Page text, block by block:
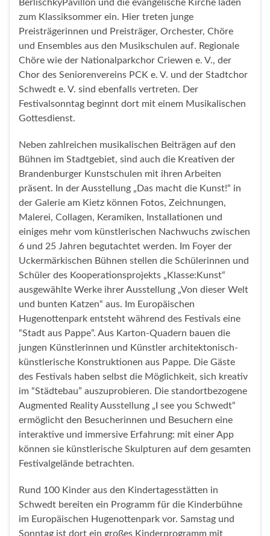
BerlischkyPavillon und die evangelische Kirche laden
zum Klassiksommer ein. Hier treten junge
Preisträgerinnen und Preisträger, Orchester, Chöre
und Ensembles aus den Musikschulen auf. Regionale
Chöre wie der Nationalparkchor Criewen e. V., der
Chor des Seniorenvereins PCK e. V. und der Stadtchor
Schwedt e. V. sind ebenfalls vertreten. Der
Festivalsonntag beginnt dort mit einem Musikalischen
Gottesdienst.
Neben zahlreichen musikalischen Beiträgen auf den
Bühnen im Stadtgebiet, sind auch die Kreativen der
Brandenburger Kunstschulen mit ihren Arbeiten
präsent. In der Ausstellung „Das macht die Kunst!“ in
der Galerie am Kietz können Fotos, Zeichnungen,
Malerei, Collagen, Keramiken, Installationen und
einiges mehr vom künstlerischen Nachwuchs zwischen
6 und 25 Jahren begutachtet werden. Im Foyer der
Uckermärkischen Bühnen stellen die Schülerinnen und
Schüler des Kooperationsprojekts „Klasse:Kunst“
ausgewählte Werke ihrer Ausstellung „Von dieser Welt
und bunten Katzen“ aus. Im Europäischen
Hugenottenpark entsteht während des Festivals eine
“Stadt aus Pappe”. Aus Karton-Quadern bauen die
jungen Künstlerinnen und Künstler architektonisch-
künstlerische Konstruktionen aus Pappe. Die Gäste
des Festivals haben selbst die Möglichkeit, sich kreativ
im “Städtebau” auszuprobieren. Die standortbezogene
Augmented Reality Ausstellung „I see you Schwedt“
ermöglicht den Besucherinnen und Besuchern eine
interaktive und immersive Erfahrung: mit einer App
können sie künstlerische Skulpturen auf dem gesamten
Festivalgelände betrachten.
Rund 100 Kinder aus den Kindertagesstätten in
Schwedt bereiten ein Programm für die Kinderbühne
im Europäischen Hugenottenpark vor. Samstag und
Sonntag ist dort ein großes Kinderprogramm mit